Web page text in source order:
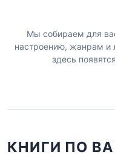
Мы собираем для
настроению, жанрам
здесь
КНИГИ ПО